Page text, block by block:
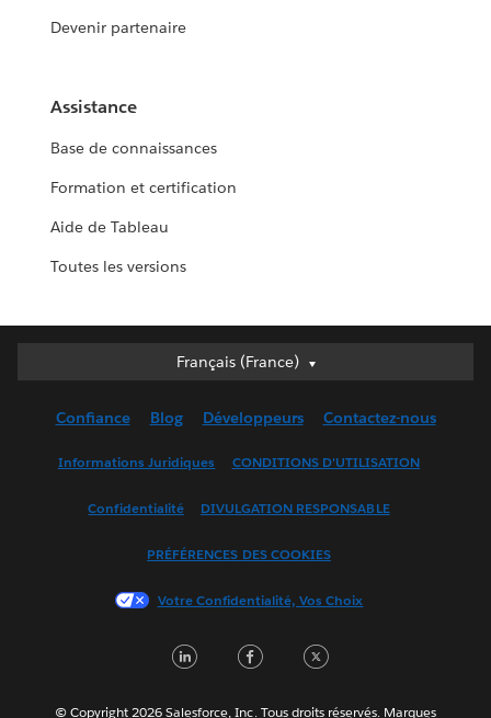
Devenir partenaire
Assistance
Base de connaissances
Formation et certification
Aide de Tableau
Toutes les versions
Français (France)
Français (France)
English (UK)
Français (Canada)
한국어
Português
Confiance Blog Développeurs Contactez-nous
Informations Juridiques CONDITIONS D'UTILISATION
Confidentialité DIVULGATION RESPONSABLE
PRÉFÉRENCES DES COOKIES
Votre Confidentialité, Vos Choix
LinkedInFacebook
© Copyright 2026 Salesforce, Inc. Tous droits réservés. Marques